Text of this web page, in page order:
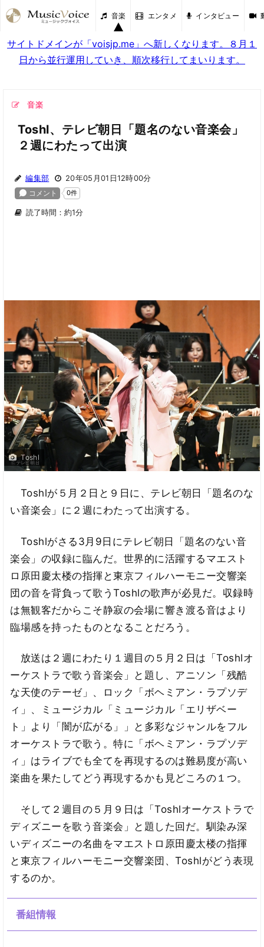
音楽 エンタメ インタビュー
サイトドメインが「voisjp.me」へ新しくなります。８月１
日から並行運用していき、順次移行してまいります。
音楽
Toshl、テレビ朝日「題名のない音楽会」
２週にわたって出演
編集部 20年05月01日12時00分
読了時間：約1分
Toshl
Toshlが５月２日と９日に、テレビ朝日「題名のな
い音楽会」に２週にわたって出演する。
Toshlがさる3月9日にテレビ朝日「題名のない音
楽会」の収録に臨んだ。世界的に活躍するマエスト
ロ原田慶太楼の指揮と東京フィルハーモニー交響楽
団の音を背負って歌うToshlの歌声が必見だ。収録時
は無観客だからこそ静寂の会場に響き渡る音はより
臨場感を持ったものとなることだろう。
放送は２週にわたり１週目の５月２日は「Toshlオ
ーケストラで歌う音楽会」と題し、アニソン「残酷
な天使のテーゼ」、ロック「ボヘミアン・ラプソデ
ィ」、ミュージカル「ミュージカル「エリザベー
ト」より「闇が広がる」」と多彩なジャンルをフル
オーケストラで歌う。特に「ボヘミアン・ラプソデ
ィ」はライブでも全てを再現するのは難易度が高い
楽曲を果たしてどう再現するかも見どころの１つ。
そして２週目の５月９日は「Toshlオーケストラで
ディズニーを歌う音楽会」と題した回だ。馴染み深
いディズニーの名曲をマエストロ原田慶太楼の指揮
と東京フィルハーモニー交響楽団、Toshlがどう表現
するのか。
番組情報